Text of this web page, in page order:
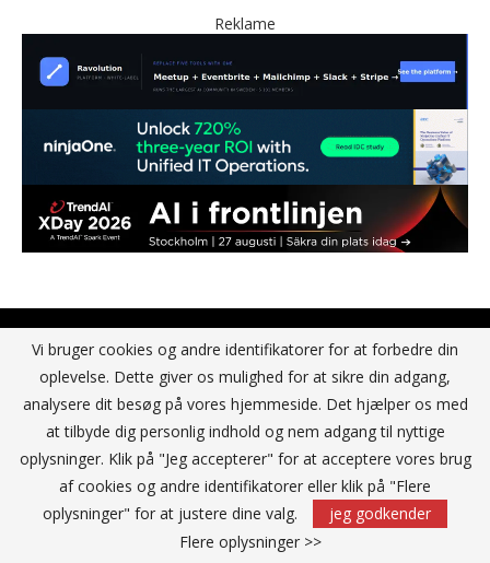
Reklame
KONTAKT
IT Media Group AB
C/O Convendum
Kungsgatan 9
111 43 Stockholm, Sweden
Vi bruger cookies og andre identifikatorer for at forbedre din
oplevelse. Dette giver os mulighed for at sikre din adgang,
analysere dit besøg på vores hjemmeside. Det hjælper os med
at tilbyde dig personlig indhold og nem adgang til nyttige
oplysninger. Klik på "Jeg accepterer" for at acceptere vores brug
af cookies og andre identifikatorer eller klik på "Flere
oplysninger" for at justere dine valg.
jeg godkender
Flere oplysninger >>